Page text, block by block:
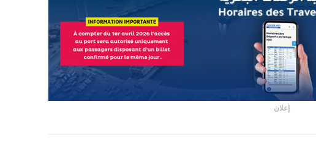
إعلان